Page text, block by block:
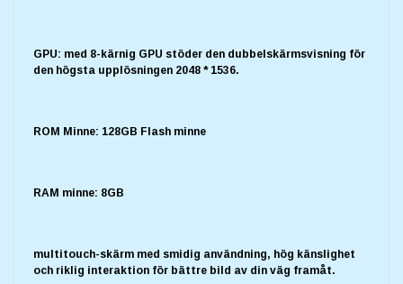
GPU: med 8-kärnig GPU stöder den dubbelskärmsvisning för
den högsta upplösningen 2048 * 1536.
ROM Minne: 128GB Flash minne
RAM minne: 8GB
multitouch-skärm med smidig användning, hög känslighet
och riklig interaktion för bättre bild av din väg framåt.